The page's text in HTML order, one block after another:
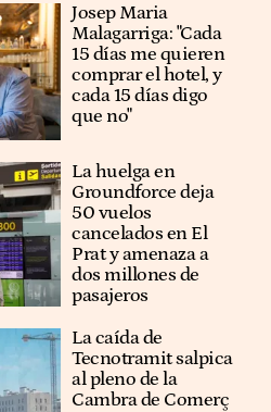
​​Josep Maria
Malagarriga: "Cada
15 días me quieren
comprar el hotel, y
cada 15 días digo
que no"
La huelga en
Groundforce deja
50 vuelos
cancelados en El
Prat y amenaza a
dos millones de
pasajeros
La caída de
Tecnotramit salpica
al pleno de la
Cambra de Comerç